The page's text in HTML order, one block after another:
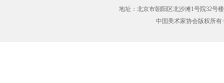
地址：北京市朝阳区北沙滩1号院32号
中国美术家协会版权所有